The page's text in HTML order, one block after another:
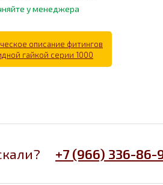
у менеджера
описание фитингов
гайкой серии 1000
+7 (966) 336-86-